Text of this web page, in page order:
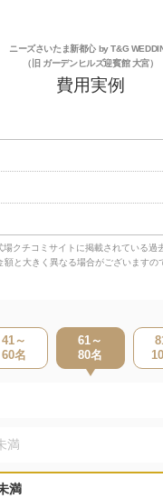
ニーズさいたま新都心 by T&G
（旧 ガーデンヒルズ迎賓館 大宮）
費用実例
クチコミサイトに掲載されている過
額と大きく異なる場合がございますの
41～
60名
61～
80名
満
満